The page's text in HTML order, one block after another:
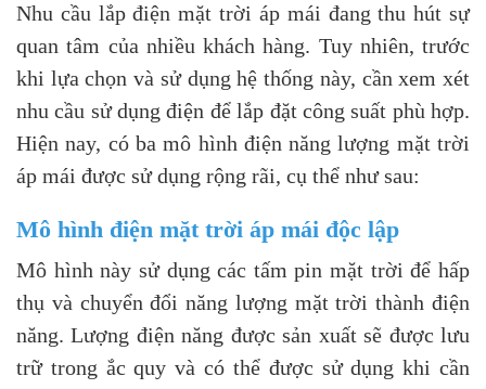
Nhu cầu lắp điện mặt trời áp mái đang thu hút sự
quan tâm của nhiều khách hàng. Tuy nhiên, trước
khi lựa chọn và sử dụng hệ thống này, cần xem xét
nhu cầu sử dụng điện để lắp đặt công suất phù hợp.
Hiện nay, có ba mô hình điện năng lượng mặt trời
áp mái được sử dụng rộng rãi, cụ thể như sau:
Mô hình điện mặt trời áp mái độc lập
Mô hình này sử dụng các tấm pin mặt trời để hấp
thụ và chuyển đổi năng lượng mặt trời thành điện
năng. Lượng điện năng được sản xuất sẽ được lưu
trữ trong ắc quy và có thể được sử dụng khi cần